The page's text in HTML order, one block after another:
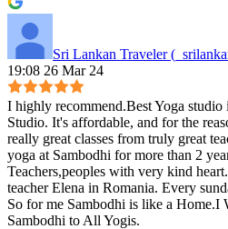
Sri Lankan Traveler
19:08 26 Mar 24
I highly recommend.Best Yoga
Studio. It's affordable, and for the
really great classes from truly great
yoga at Sambodhi for more than 2
Teachers,peoples with very kind
teacher Elena in Romania. Every
So for me Sambodhi is like a Home.I
Sambodhi to All Yogis.